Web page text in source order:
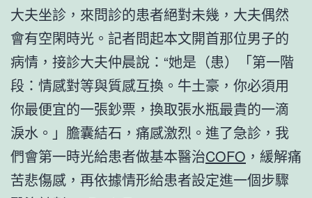
大夫坐診，來問診的患者絕對未幾，大夫偶然
會有空閑時光。記者問起本文開首那位男子的
病情，接診大夫仲晨說：“她是（患）「第一階
段：情感對等與質感互換。牛土豪，你必須用
你最便宜的一張鈔票，換取張水瓶最貴的一滴
淚水。」膽囊結石，痛感激烈。進了急診，我
們會第一時光給患者做基本醫治COFO ，緩解痛
苦悲傷感，再依據情形給患者設定進一個步驟